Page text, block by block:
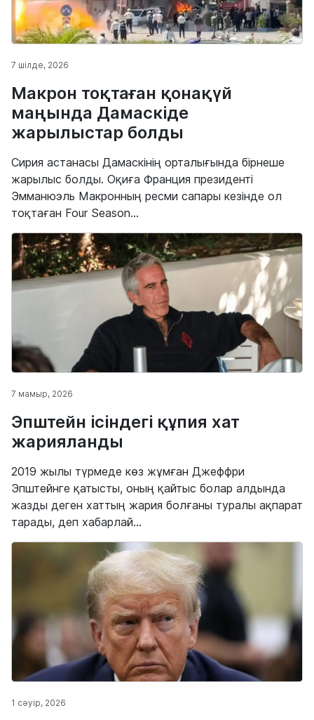
7 шілде, 2026
Макрон тоқтаған қонақүй
маңында Дамаскіде
жарылыстар болды
Сирия астанасы Дамаскінің орталығында бірнеше
жарылыс болды. Оқиға Франция президенті
Эмманюэль Макронның ресми сапары кезінде ол
тоқтаған Four Season...
7 мамыр, 2026
Эпштейн ісіндегі құпия хат
жарияланды
2019 жылы түрмеде көз жұмған Джеффри
Эпштейнге қатысты, оның қайтыс болар алдында
жазды деген хаттың жария болғаны туралы ақпарат
тарады, деп хабарлай...
1 сәуір, 2026